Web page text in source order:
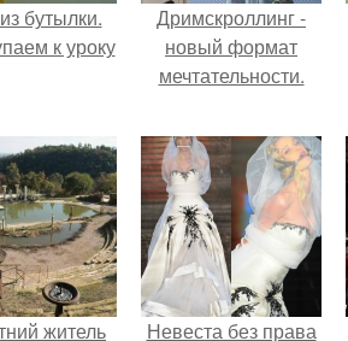
бутылки.
к уроку
Дримскроллинг -
новый формат
мечтательности.
житель Невеста без права